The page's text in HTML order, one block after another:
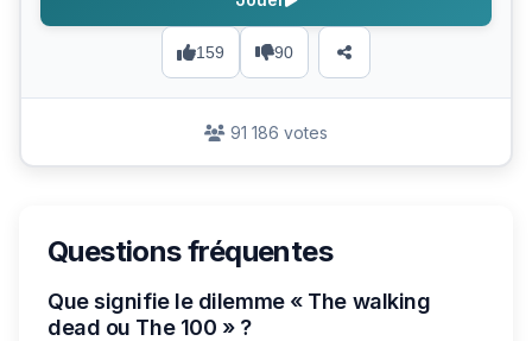
159 90
91 186 votes
Questions fréquentes
Que signifie le dilemme « The walking
dead ou The 100 » ?